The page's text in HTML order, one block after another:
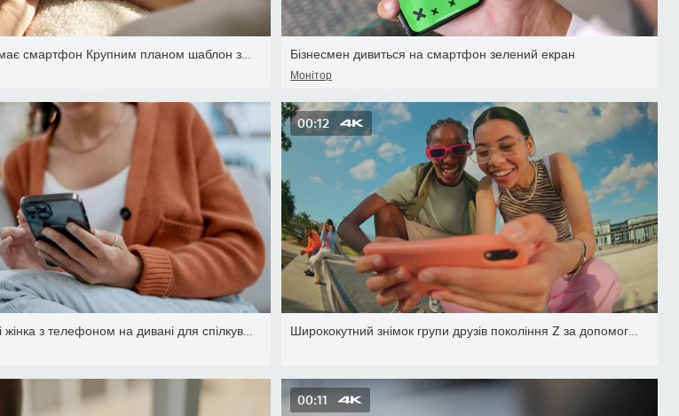
Бізнесмен дивиться на смартфон зелений екран
Монітор
00:12
00:11